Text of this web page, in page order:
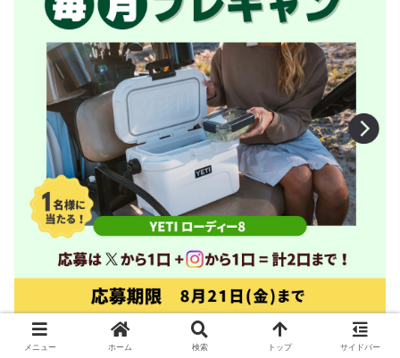
メニュー ホーム 検索 トップ サイドバー